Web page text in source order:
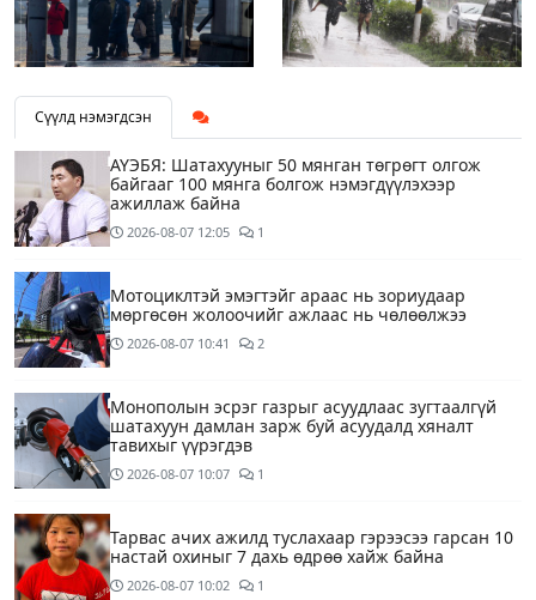
Сүүлд нэмэгдсэн
АҮЭБЯ: Шатахууныг 50 мянган төгрөгт олгож
байгааг 100 мянга болгож нэмэгдүүлэхээр
ажиллаж байна
2026-08-07 12:05 1
Мотоциклтэй эмэгтэйг араас нь зориудаар
мөргөсөн жолоочийг ажлаас нь чөлөөлжээ
2026-08-07 10:41 2
Монополын эсрэг газрыг асуудлаас зугтаалгүй
шатахуун дамлан зарж буй асуудалд хяналт
тавихыг үүрэгдэв
2026-08-07 10:07 1
Тарвас ачих ажилд туслахаар гэрээсээ гарсан 10
настай охиныг 7 дахь өдрөө хайж байна
2026-08-07 10:02 1